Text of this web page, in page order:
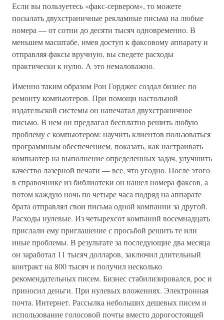
Если вы пользуетесь «факс-сервером», то можете
посылать двухстраничные рекламные письма на любые
номера — от сотни до десяти тысяч одновременно. В
меньшем масштабе, имея доступ к факсовому аппарату и
отправляя факсы вручную, вы сведете расходы
практически к нулю. А это немаловажно.
Именно таким образом Рон Горджес создал бизнес по
ремонту компьютеров. При помощи настольной
издательской системы он напечатал двухстраничное
письмо. В нем он предлагал бесплатно решить любую
проблему с компьютером: научить клиентов пользоваться
программным обеспечением, показать, как настраивать
компьютер на выполнение определенных задач, улучшить
качество лазерной печати — все, что угодно. После этого
в справочнике из библиотеки он нашел номера факсов, а
потом каждую ночь по четыре часа подряд на аппарате
брата отправлял свои письма одной компании за другой.
Расходы нулевые. Из четырехсот компаний восемнадцать
прислали ему приглашение с просьбой решить те или
иные проблемы. В результате за последующие два месяца
он заработал 11 тысяч долларов, заключил длительный
контракт на 800 тысяч и получил несколько
рекомендательных писем. Бизнес стабилизировался, рос и
приносил деньги. При нулевых вложениях. Электронная
почта. Интернет. Рассылка небольших дешевых писем и
использование голосовой почты вместо дорогостоящей